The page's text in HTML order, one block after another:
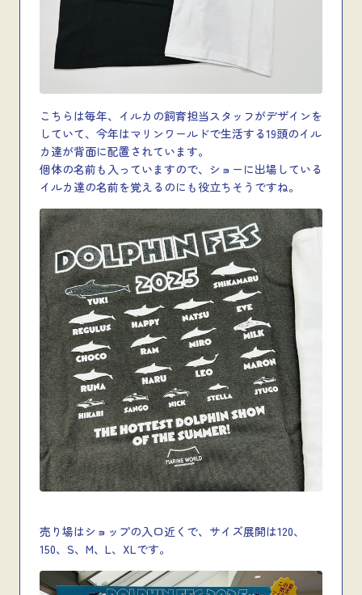
こちらは毎年、イルカの飼育担当スタッフがデザインを
していて、今年はマリンワールドで生活する19頭のイル
カ達が背面に配置されています。
個体の名前も入っていますので、ショーに出場している
イルカ達の名前を覚えるのにも役立ちそうですね。
売り場はショップの入口近くで、サイズ展開は120、
150、S、M、L、XLです。